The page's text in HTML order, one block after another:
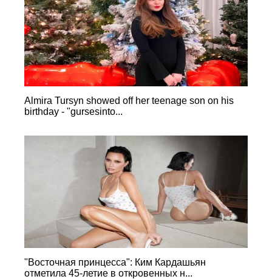
Almira Tursyn showed off her teenage son on his
birthday - "gursesinto...
"Восточная принцесса": Ким Кардашьян
отметила 45-летие в откровенных н...